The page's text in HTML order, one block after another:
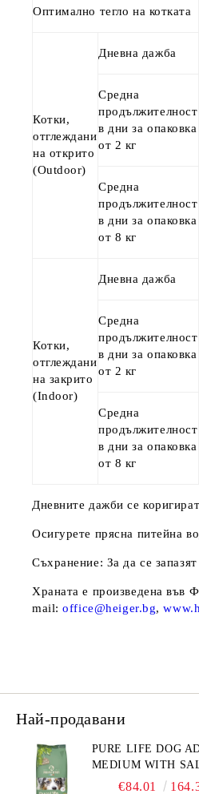
Оптимално тегло на котката
Котки,
отглеждани
на открито
(Outdoor)
Дневна дажба
Средна
продължителност
в дни за опаковка
от 2 кг
Средна
продължителност
в дни за опаковка
от 8 кг
Котки,
отглеждани
на закрито
(Indoor)
Дневна дажба
Средна
продължителност
в дни за опаковка
от 2 кг
Средна
продължителност
в дни за опаковка
от 8 кг
Дневните дажби се
Осигурете прясна питейна
Съхранение: За да се
Храната е произведена във
mail:office@heiger.bg,
Най-продавани
PURE LIFE DOG
MEDIUM WITH
КГ -€84.01